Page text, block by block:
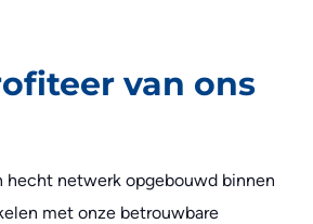
van ons
hecht netwerk opgebouwd binnen
met onze betrouwbare